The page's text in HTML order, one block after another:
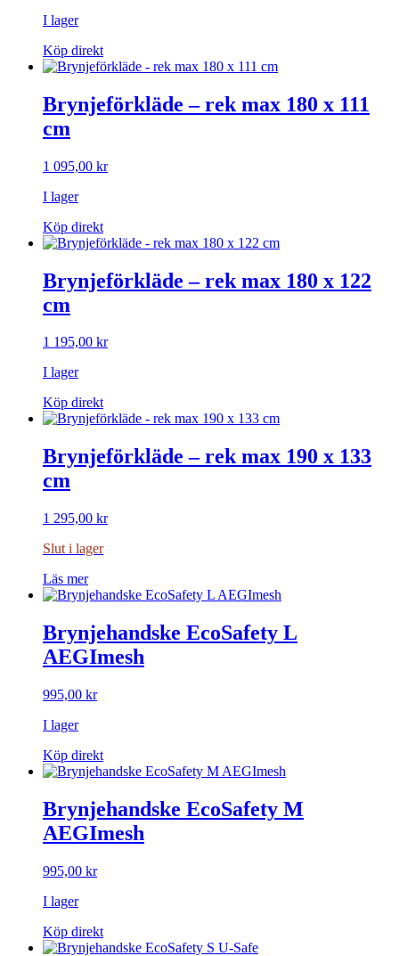
I lager
Köp direkt
Brynjeförkläde – rek max 180 x 111
cm
1 095,00 kr
I lager
Köp direkt
Brynjeförkläde – rek max 180 x 122
cm
1 195,00 kr
I lager
Köp direkt
Brynjeförkläde – rek max 190 x 133
cm
1 295,00 kr
Slut i lager
Läs mer
Brynjehandske EcoSafety L
AEGImesh
995,00 kr
I lager
Köp direkt
Brynjehandske EcoSafety M
AEGImesh
995,00 kr
I lager
Köp direkt